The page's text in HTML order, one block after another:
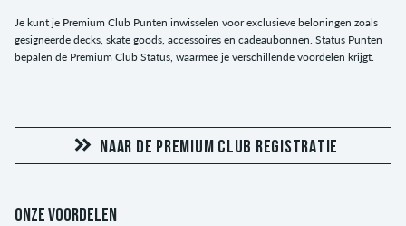
Je kunt je Premium Club Punten inwisselen voor exclusieve beloningen zoals
gesigneerde decks, skate goods, accessoires en cadeaubonnen. Status Punten
bepalen de Premium Club Status, waarmee je verschillende voordelen krijgt.
NAAR DE PREMIUM CLUB REGISTRATIE
ONZE VOORDELEN